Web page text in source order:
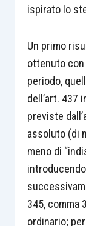
ispirato lo
Un primo
ottenuto con
periodo,
dell’art. 437
previste
assoluto (di
meno di
345, comma
ordinario;